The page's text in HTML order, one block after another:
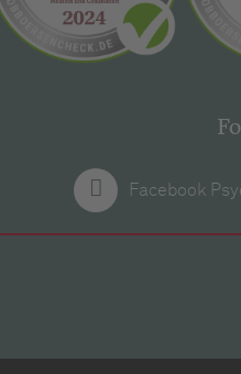
Facebook